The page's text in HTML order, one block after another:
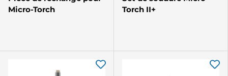
Micro-Torch
Torch II+